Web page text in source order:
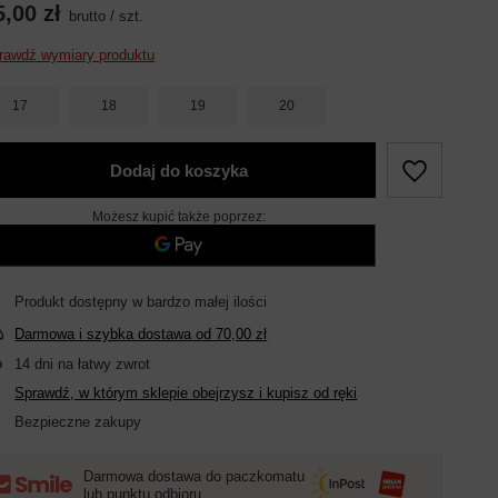
zł brutto /szt.
wymiary produktu
17 18 19 20
Dodaj do koszyka
Możesz kupić także poprzez:
Produkt dostępny w bardzo małej ilości
Darmowa i szybka dostawa od70,00 zł
14 dni na łatwy zwrot
Sprawdź, w którym sklepie obejrzysz i kupisz od ręki
Bezpieczne zakupy
Darmowa dostawa do paczkomatu
lub punktu odbioru